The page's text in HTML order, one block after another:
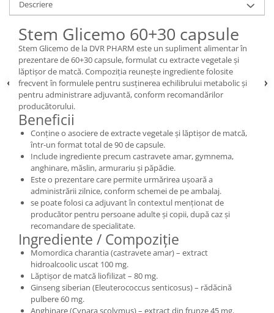
Descriere
Stem Glicemo 60+30 capsule
Stem Glicemo de la DVR PHARM este un supliment alimentar în
prezentare de 60+30 capsule, formulat cu extracte vegetale și
lăptișor de matcă. Compoziția reunește ingrediente folosite
frecvent în formulele pentru susținerea echilibrului metabolic și
pentru administrare adjuvantă, conform recomandărilor
producătorului.
Beneficii
Conține o asociere de extracte vegetale și lăptișor de matcă,
într-un format total de 90 de capsule.
Include ingrediente precum castravete amar, gymnema,
anghinare, măslin, armurariu și păpădie.
Este o prezentare care permite urmărirea ușoară a
administrării zilnice, conform schemei de pe ambalaj.
se poate folosi ca adjuvant în contextul menționat de
producător pentru persoane adulte și copii, după caz și
recomandare de specialitate.
Ingrediente / Compoziție
Momordica charantia (castravete amar) – extract
hidroalcoolic uscat 100 mg.
Lăptișor de matcă liofilizat – 80 mg.
Ginseng siberian (Eleuterococcus senticosus) – rădăcină
pulbere 60 mg.
Anghinare (Cynara scolymus) – extract din frunze 45 mg.